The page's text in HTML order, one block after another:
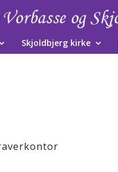
Skjoldbjerg kirke